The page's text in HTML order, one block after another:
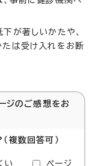
が著しいかたや、
は受け入れをお断
ジのご感想をお
複数回答可）
い
ページ